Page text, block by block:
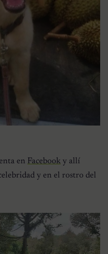
en Facebook y allí
y en el rostro del